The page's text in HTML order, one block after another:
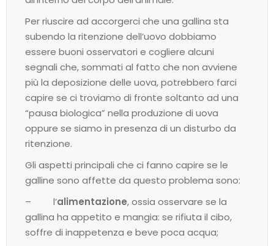
Per riuscire ad accorgerci che una gallina sta
subendo la ritenzione dell’uovo dobbiamo
essere buoni osservatori e cogliere alcuni
segnali che, sommati al fatto che non avviene
più la deposizione delle uova, potrebbero farci
capire se ci troviamo di fronte soltanto ad una
“pausa biologica” nella produzione di uova
oppure se siamo in presenza di un disturbo da
ritenzione.
Gli aspetti principali che ci fanno capire se le
galline sono affette da questo problema sono:
– l’alimentazione, ossia osservare se la
gallina ha appetito e mangia: se rifiuta il cibo,
soffre di inappetenza e beve poca acqua;